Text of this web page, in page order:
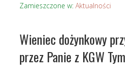
Zamieszczone w: Aktualności
Wieniec dożynkowy
przez Panie z KGW